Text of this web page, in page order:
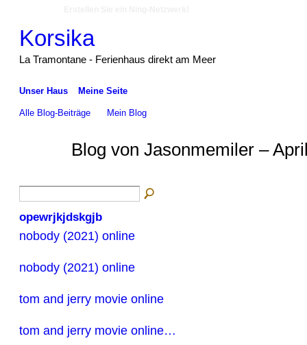
Korsika
La Tramontane - Ferienhaus direkt am Meer
Unser Haus Meine Seite
Alle Blog-Beiträge Mein Blog
Blog von Jasonmemiler –
opewrjkjdskgjb
nobody (2021) online
nobody (2021) online
tom and jerry movie online
tom and jerry movie online…